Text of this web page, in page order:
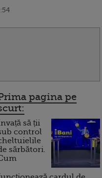
pagina pe
să ții
control
sărbători.